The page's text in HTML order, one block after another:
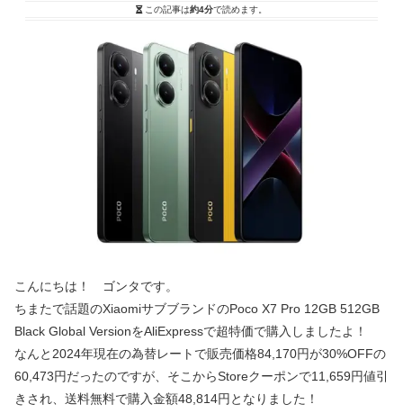
この記事は約4分で読めます。
こんにちは！ ゴンタです。
ちまたで話題のXiaomiサブブランドのPoco X7 Pro 12GB 512GB
Black Global VersionをAliExpressで超特価で購入しましたよ！
なんと2024年現在の為替レートで販売価格84,170円が30%OFFの
60,473円だったのですが、そこからStoreクーポンで11,659円値引
きされ、送料無料で購入金額48,814円となりました！